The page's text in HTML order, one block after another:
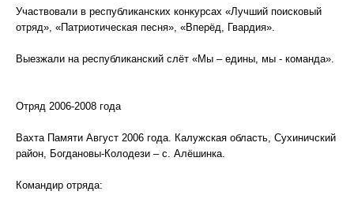
Участвовали в республиканских конкурсах «Лучший поисковый
отряд», «Патриотическая песня», «Вперёд, Гвардия».
Выезжали на республиканский слёт «Мы – едины, мы - команда».
Отряд 2006-2008 года
Вахта Памяти Август 2006 года. Калужская область, Сухиничский
район, Богдановы-Колодези – с. Алёшинка.
Командир отряда: